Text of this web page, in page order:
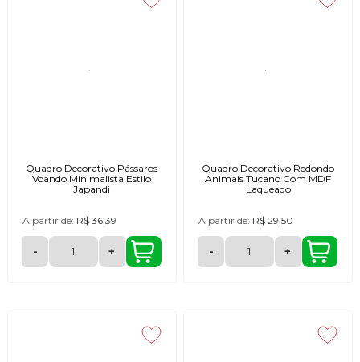
Quadro Decorativo Pássaros
Voando Minimalista Estilo
Japandi
A partir de: R$ 36,39
- +
Quadro Decorativo Redondo
Animais Tucano Com MDF
Laqueado
A partir de: R$ 29,50
- +